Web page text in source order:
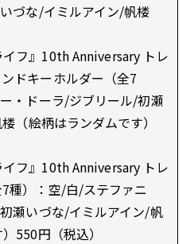
づな/イミルアイン/帆楼
フ』10th Anniversary トレ
ドキーホルダー（全7
・ドーラ/ジブリール/初瀬
（絵柄はランダムです）
フ』10th Anniversary トレ
種）：空/白/ステファニ
瀬いづな/イミルアイン/帆
550円（税込）